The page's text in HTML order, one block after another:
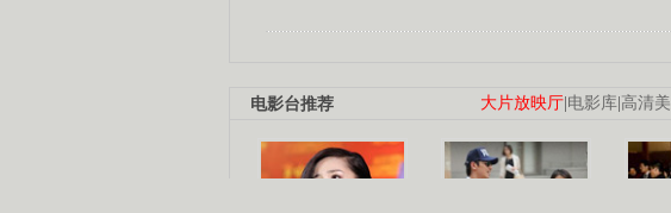
大片放映厅 电影库 高清
电影台推荐